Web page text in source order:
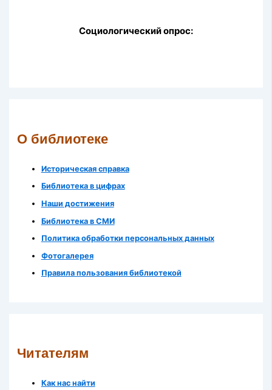
Социологический опрос:
О библиотеке
Историческая справка
Библиотека в цифрах
Наши достижения
Библиотека в СМИ
Политика обработки персональных данных
Фотогалерея
Правила пользования библиотекой
Читателям
Как нас найти